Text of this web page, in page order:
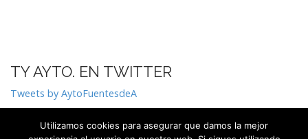
TY AYTO. EN TWITTER
Tweets by AytoFuentesdeA
Utilizamos cookies para asegurar que damos la mejor